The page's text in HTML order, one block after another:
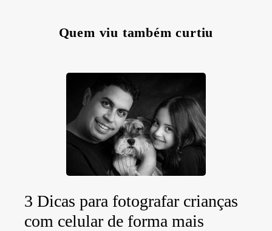
Quem viu também curtiu
3 Dicas para fotografar crianças
com celular de forma mais